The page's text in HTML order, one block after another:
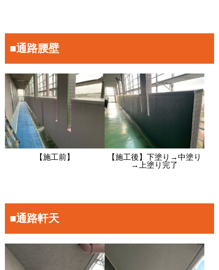
■通路腰壁
【施工前】
【施工後】下塗り→中塗り
→上塗り完了
■通路軒天